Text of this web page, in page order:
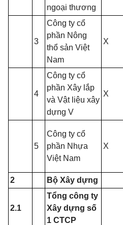
ngoại thương
3
Công ty cổ
phần Nông
thổ sản Việt
Nam
X
4
Công ty cổ
phần Xây lắp
và Vật liệu xây
dựng V
X
5
Công ty cổ
phần Nhựa
Việt Nam
X
2
Bộ Xây dựng
2.1
Tổng công ty
Xây dựng số
1 CTCP